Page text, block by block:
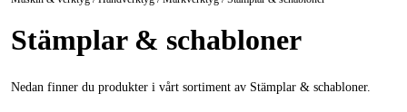
Danmark
Suomi
Maskiner & verktyg
Garage & verkstad
Stämplar & schabloner
Nedan finner du produkter i vårt sortiment av Stämplar & schabloner.